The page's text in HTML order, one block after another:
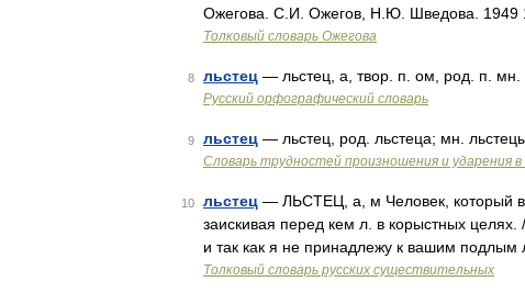
Ожегова. С.И. Ожегов, Н.Ю. Шведова. 1949
Толковый словарь Ожегова
8 льстец — льстец, а, твор. п. ом, род. п. мн.
Русский орфографический словарь
9 льстец — льстец, род. льстеца; мн.
Словарь трудностей произношения и ударения в
10 льстец — ЛЬСТЕЦ, а, м Человек, который
заискивая перед кем л. в корыстных
и так как я не принадлежу к вашим подлым
Толковый словарь русских существительных